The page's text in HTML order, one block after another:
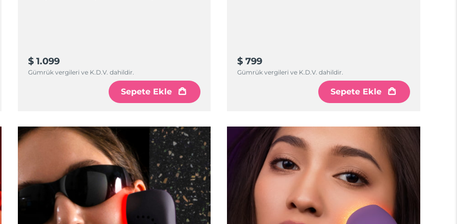
$ 1.099
Gümrük vergileri ve K.D.V. dahildir.
Sepete Ekle
$ 799
Gümrük vergileri ve K.D.V. dahildir.
Sepete Ekle